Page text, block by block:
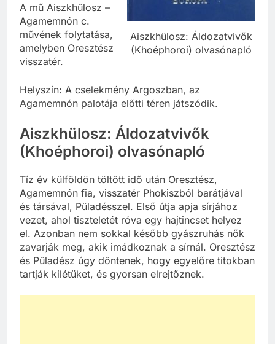
Aiszkhülosz: Áldozatvivők
(Khoéphoroi) olvasónapló
A mű Aiszkhülosz –
Agamemnón c.
művének folytatása,
amelyben Oresztész
visszatér.
Helyszín: A cselekmény Argoszban, az
Agamemnón palotája előtti téren játszódik.
Aiszkhülosz: Áldozatvivők
(Khoéphoroi) olvasónapló
Tíz év külföldön töltött idő után Oresztész,
Agamemnón fia, visszatér Phokiszból barátjával
és társával, Püladésszel. Első útja apja sírjához
vezet, ahol tiszteletét róva egy hajtincset helyez
el. Azonban nem sokkal később gyászruhás nők
zavarják meg, akik imádkoznak a sírnál. Oresztész
és Püladész úgy döntenek, hogy egyelőre titokban
tartják kilétüket, és gyorsan elrejtőznek.